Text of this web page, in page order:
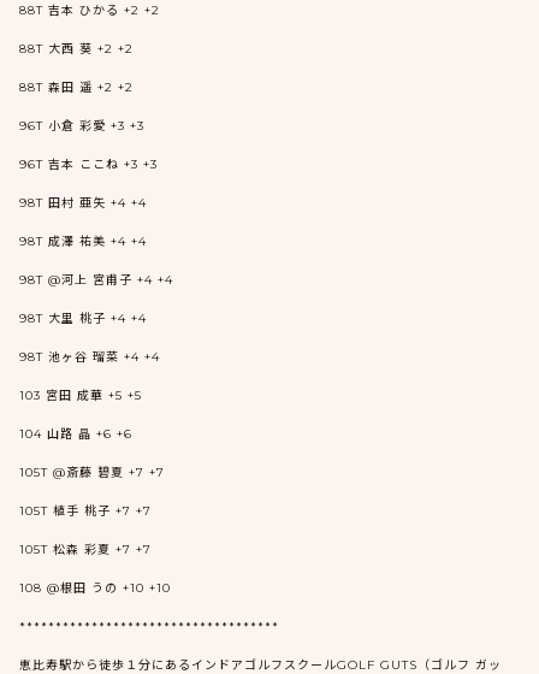
88T 吉本 ひかる +2 +2
88T 大西 葵 +2 +2
88T 森田 遥 +2 +2
96T 小倉 彩愛 +3 +3
96T 吉本 ここね +3 +3
98T 田村 亜矢 +4 +4
98T 成澤 祐美 +4 +4
98T @河上 宮甫子 +4 +4
98T 大里 桃子 +4 +4
98T 池ヶ谷 瑠菜 +4 +4
103 宮田 成華 +5 +5
104 山路 晶 +6 +6
105T @斎藤 碧夏 +7 +7
105T 植手 桃子 +7 +7
105T 松森 彩夏 +7 +7
108 @根田 うの +10 +10
************************************
恵比寿駅から徒歩１分にあるインドアゴルフスクールGOLF GUTS（ゴルフ ガッ